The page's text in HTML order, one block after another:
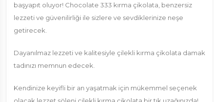
başyapıt oluyor! Chocolate 333 kırma çikolata, benzersiz
lezzeti ve güvenilirliği ile sizlere ve sevdiklerinize neşe
getirecek.
Dayanılmaz lezzeti ve kalitesiyle çilekli kırma çikolata damak
tadınızı memnun edecek.
Kendinize keyifli bir an yaşatmak için mükemmel seçenek
olacak lezzet şöleni çilekli kırma çikolata bir tık uzağınızda!